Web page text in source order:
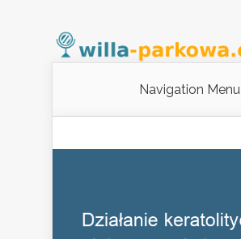
Navigation Menu